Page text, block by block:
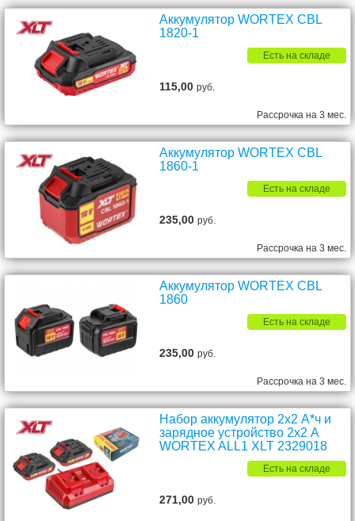
Аккумулятор WORTEX CBL
1820-1
Есть на складе
115,00руб.
Рассрочка на 3 мес.
Аккумулятор WORTEX CBL
1860-1
Есть на складе
235,00руб.
Рассрочка на 3 мес.
Аккумулятор WORTEX CBL
1860
Есть на складе
235,00руб.
Рассрочка на 3 мес.
Набор аккумулятор 2х2 А*ч и
зарядное устройство 2х2 А
WORTEX ALL1 XLT 2329018
Есть на складе
271,00руб.